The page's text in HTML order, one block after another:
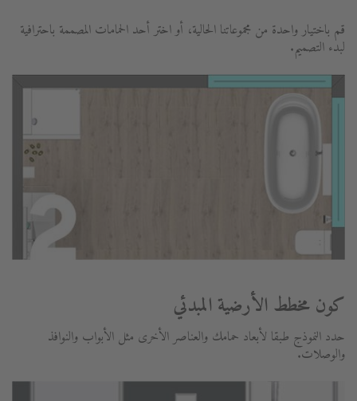
قم باختيار واحدة من مجموعاتنا الحالية، أو اختر أحد الحمامات المصممة باحترافية
لبدء التصميم.
كون مخطط الأرضية المبدئي
حدد النموذج طبقا لأبعاد حمامك والعناصر الأخرى مثل الأبواب والنوافذ
والوصلات.